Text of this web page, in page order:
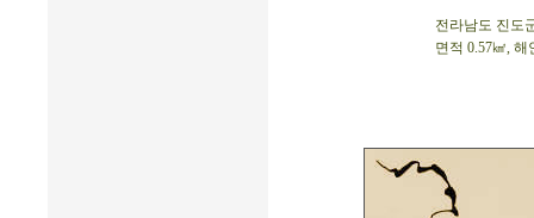
전라남도 진도
면적 0.57㎢, 해